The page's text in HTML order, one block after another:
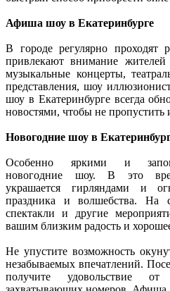
Афиша шоу в Екатеринбурге
В городе регулярно проходят
привлекают внимание
музыкальные концерты,
представления, шоу
шоу в Екатеринбурге всегда
новостями, чтобы не пропустить
Новогодние шоу в
Особенно яркими и
новогодние шоу. В это
украшается гирляндами и
праздника и волшебства. На
спектакли и другие
вашим близким радость и
Не упустите возможность
незабываемых впечатлений.
получите удовольствие